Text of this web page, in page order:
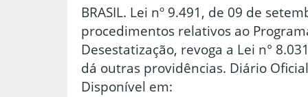
BRASIL. Lei nº 9.491, de 09 de
procedimentos relativos ao
Desestatização, revoga a Lei n°
dá outras providências. Diário
Disponível em: